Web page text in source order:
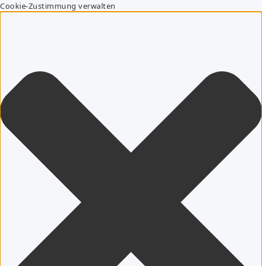
Cookie-Zustimmung verwalten